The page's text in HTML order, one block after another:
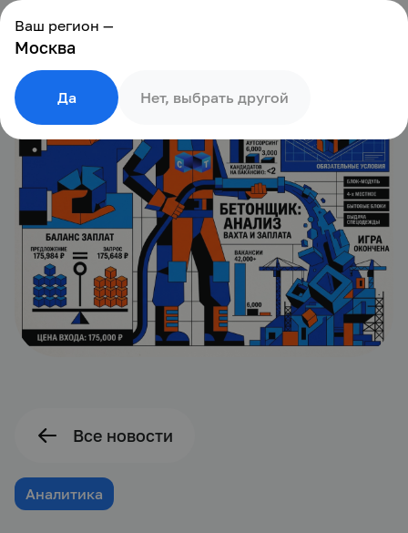
Все новости
Аналитика
Ваш регион —
Москва
Нет, выбрать другой
Да